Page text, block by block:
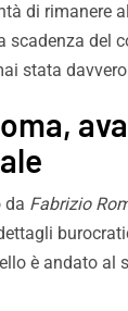
di rimanere
scadenza del
stata
da Fabrizio
è andato al